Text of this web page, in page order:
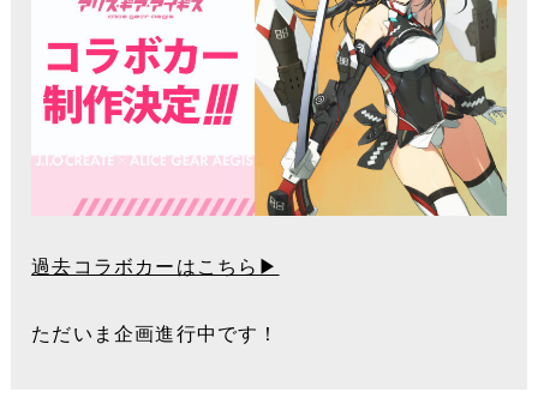
過去コラボカーはこちら▶
ただいま企画進行中です！